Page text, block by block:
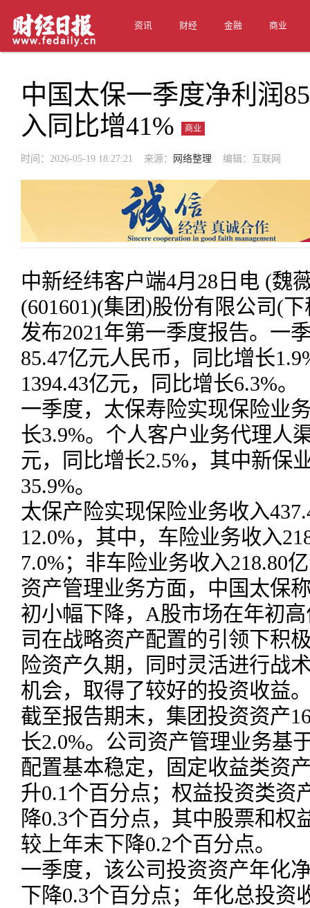
资讯 财经 金融 商业
中国太保一季度净利润
入同比增41%
商业
时间：2026-05-19 18:27:21 来源： 网络整理 编辑：互联网
中新经纬客户端4月28日电 (魏
(601601)(集团)股份有限公司(
发布2021年第一季度报告。一
85.47亿元人民币，同比增长
1394.43亿元，同比增长6.3%。
一季度，太保寿险实现保险业
长3.9%。个人客户业务代理人
元，同比增长2.5%，其中新保
35.9%。
太保产险实现保险业务收入
12.0%，其中，车险业务收入
7.0%；非车险业务收入218.80
资产管理业务方面，中国太保
初小幅下降，A股市场在年初
司在战略资产配置的引领下积
险资产久期，同时灵活进行战
机会，取得了较好的投资收益
截至报告期末，集团投资资产
长2.0%。公司资产管理业务基
配置基本稳定，固定收益类资
升0.1个百分点；权益投资类资
降0.3个百分点，其中股票和权
较上年末下降0.2个百分点。
一季度，该公司投资资产年化
下降0.3个百分点；年化总投资